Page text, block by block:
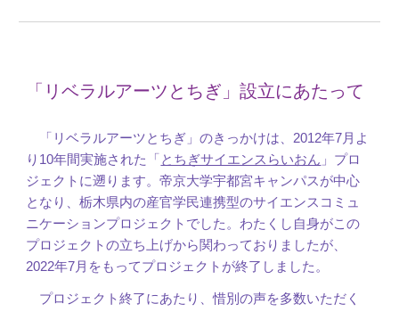
「リベラルアーツとちぎ」設立にあたって
「リベラルアーツとちぎ」のきっかけは、2012年7月よ
り10年間実施された「 とちぎサイエンスらいおん 」プロ
ジェクトに遡ります。帝京大学宇都宮キャンパスが中心
となり、栃木県内の産官学民連携型のサイエンスコミュ
ニケーションプロジェクトでした。わたくし自身がこの
プロジェクトの立ち上げから関わっておりましたが、
2022年7月をもってプロジェクトが終了しました。
プロジェクト終了にあたり、惜別の声を多数いただく